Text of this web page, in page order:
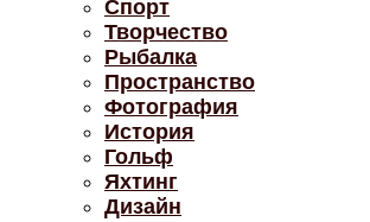
Спорт
Творчество
Рыбалка
Пространство
Фотография
История
Гольф
Яхтинг
Дизайн